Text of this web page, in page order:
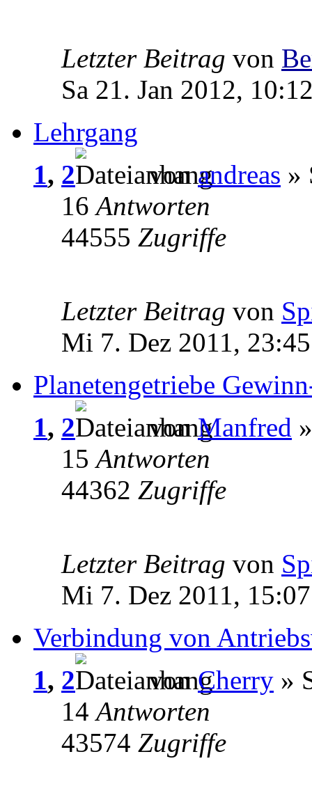
Letzter Beitrag von
Sa 21. Jan 2012,
Lehrgang
1, 2 vonandreas »
16Antworten
44555 Zugriffe
Letzter Beitrag von
Mi 7. Dez 2011, 23:45
Planetengetriebe
1, 2 vonManfred
15Antworten
44362 Zugriffe
Letzter Beitrag von
Mi 7. Dez 2011, 15:07
Verbindung von
1, 2 vonCherry »
14Antworten
43574 Zugriffe